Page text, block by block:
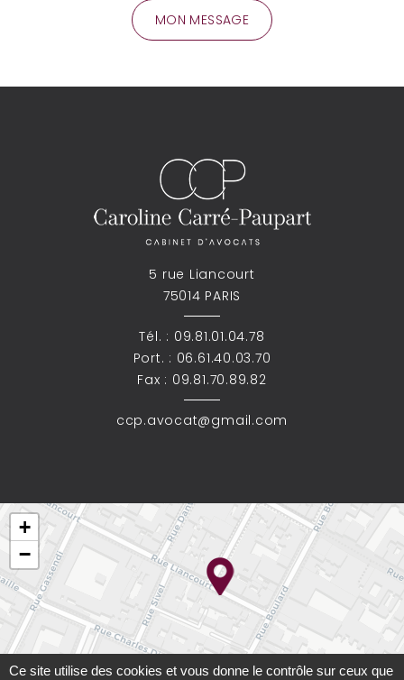
5 rue Liancourt
75014 PARIS
Tél. : 09.81.01.04.78
Port. : 06.61.40.03.70
Fax : 09.81.70.89.82
ccp.avocat@gmail.com
+
−
Ce site utilise des cookies et vous donne le contrôle sur ceux que